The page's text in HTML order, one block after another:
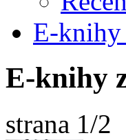
E-knihy
E-knihy
strana 1/2